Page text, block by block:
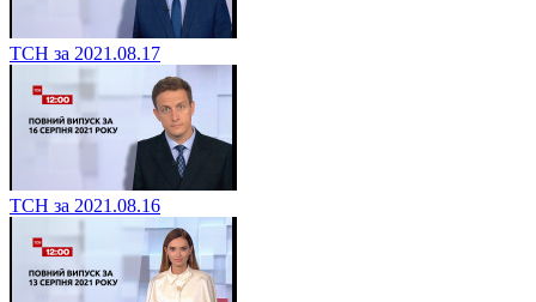
ТСН за 2021.08.17
ТСН за 2021.08.16